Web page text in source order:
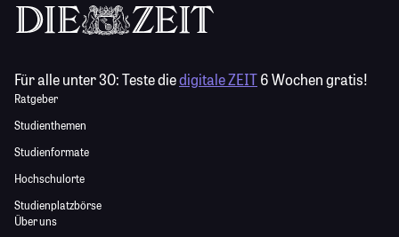
Für alle unter 30:Teste diedigitale ZEIT6 Wochen gratis!
Ratgeber
Studienthemen
Studienformate
Hochschulorte
Studienplatzbörse
Über uns